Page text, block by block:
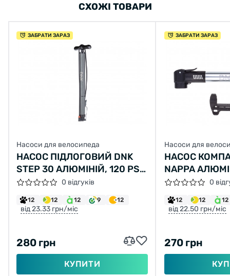
СХОЖІ ТОВАРИ
ЗАБРАТИ ЗАРАЗ
Насоси для велосипеда
НАСОС ПІДЛОГОВИЙ DNK
STEP 30 АЛЮМІНІЙ, 120 PSI,
FV/AV
0 відгуків
12 12 12 9 12
від 23.33 грн/міс
280 грн
КУПИТИ
ЗАБРАТИ ЗАРАЗ
Насоси для
НАСОС
NAPPA
PSI, FV/AV0
12 12 12
від 22.50 грн/міс
270 грн